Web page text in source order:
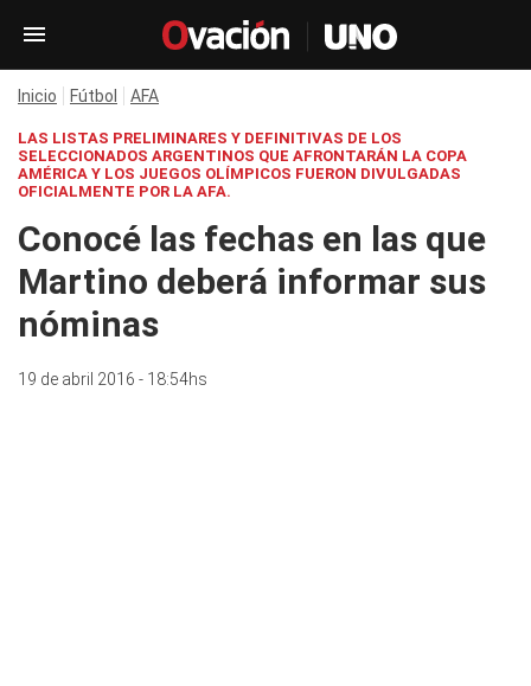
Inicio Fútbol AFA
LAS LISTAS PRELIMINARES Y DEFINITIVAS DE LOS
SELECCIONADOS ARGENTINOS QUE AFRONTARÁN LA COPA
AMÉRICA Y LOS JUEGOS OLÍMPICOS FUERON DIVULGADAS
OFICIALMENTE POR LA AFA.
Conocé las fechas en las que
Martino deberá informar sus
nóminas
19 de abril 2016 - 18:54hs